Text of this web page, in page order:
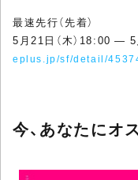
最速先行（先着）
5月21日（木）18:00 ― 5
eplus.jp/sf/detail/
今、あなたにオ